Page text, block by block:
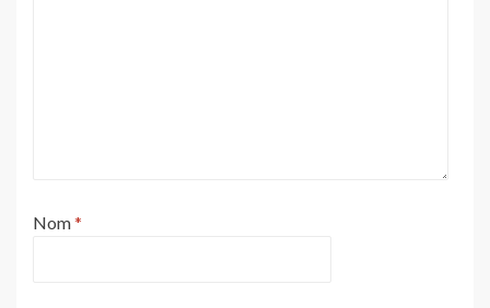
Nom*